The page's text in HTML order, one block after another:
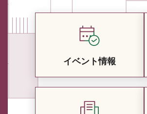
イベント情報